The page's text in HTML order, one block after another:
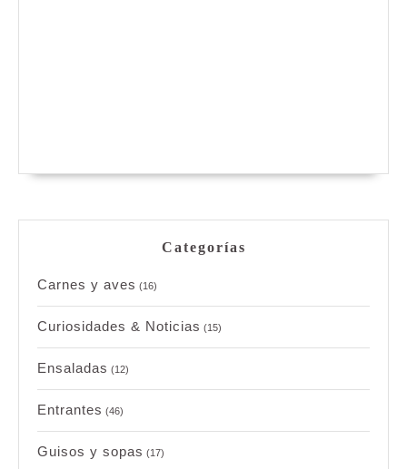
Categorías
Carnes y aves (16)
Curiosidades & Noticias (15)
Ensaladas (12)
Entrantes (46)
Guisos y sopas (17)